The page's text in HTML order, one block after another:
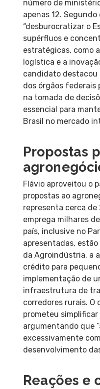
número de
apenas 12.
“desburocratizar o
supérfluos e
estratégicas, como
logística e a
candidato destacou
dos órgãos federais
na tomada de
essencial para
Brasil no mercado
Propostas
Flávio aproveitou o
propostas ao
representa cerca de
emprega milhares
país, inclusive no
apresentadas,
da Agroindústria, a
crédito para
implementação de
infraestrutura de
corredores rurais. O
prometeu
argumentando que
excessivamente
desenvolvimento
Reações e